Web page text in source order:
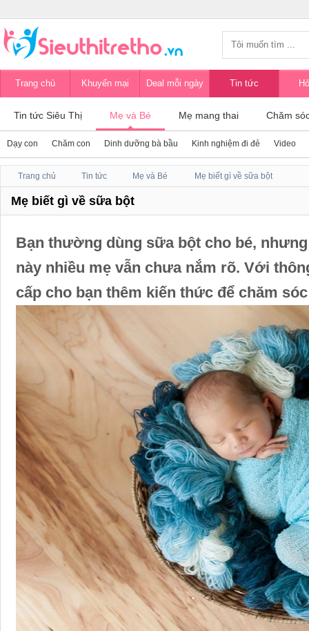
Trang chủ Khuyến mại Deal mỗi ngày Tin tức
Tin tức Siêu Thị Mẹ và Bé Mẹ mang thai Chăm
Dạy con Chăm con Dinh dưỡng bà bầu Kinh nghiệm đi đẻ Video
Trang chủ Tin tức Mẹ và Bé Mẹ biết gì về sữa bột
Mẹ biết gì về sữa bột
Bạn thường dùng sữa bột cho bé,
này nhiều mẹ vẫn chưa nắm rõ. Với
cấp cho bạn thêm kiến thức để chăm